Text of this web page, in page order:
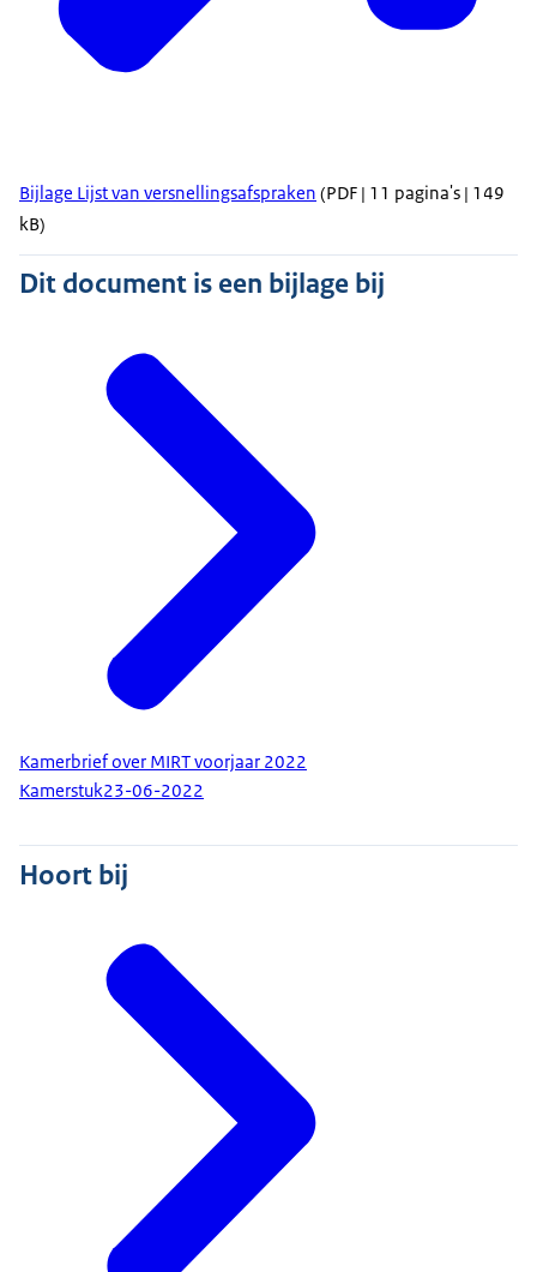
Bijlage Lijst van versnellingsafspraken (PDF | 11 pagina's | 149
kB)
Dit document is een bijlage bij
Kamerbrief over MIRT voorjaar 2022
Kamerstuk23-06-2022
Hoort bij